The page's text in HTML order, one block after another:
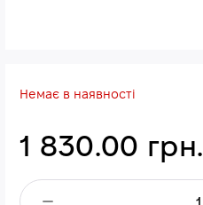
Немає в наявності
1 830.00 грн.